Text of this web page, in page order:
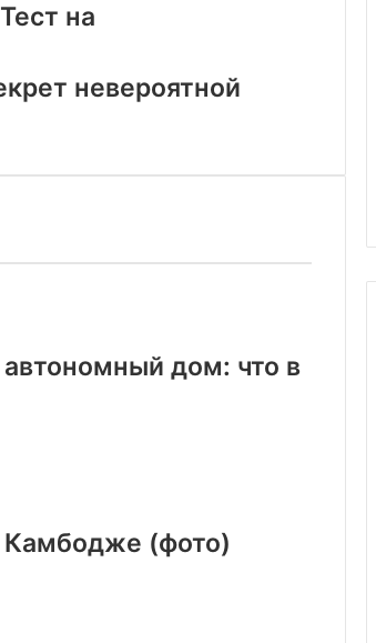
на
невероятной
дом: что в
(фото)